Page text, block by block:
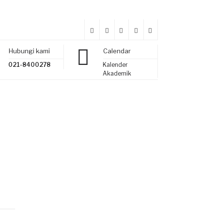
Hubungi kami
021-8400278
Calendar
Kalender
Akademik